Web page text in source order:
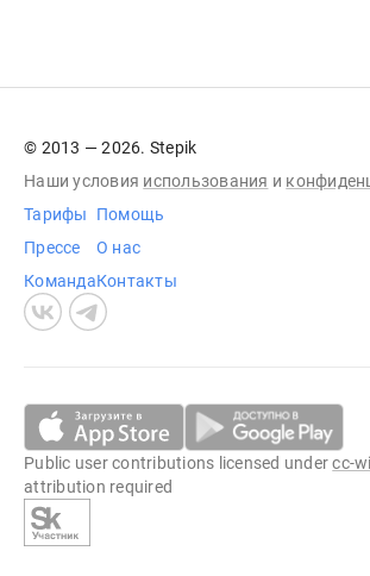
© 2013 — 2026. Stepik
Наши условия использования и
Тарифы
Прессе
Команда
Помощь
О нас
Контакты
Public user contributions licensed undercc-
attribution required